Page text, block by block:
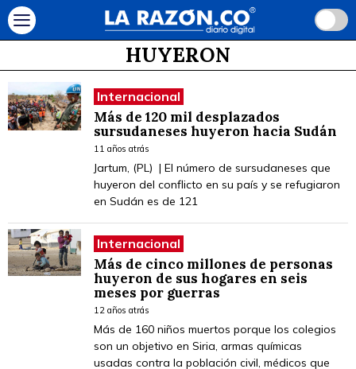
HUYERON
Internacional
Más de 120 mil desplazados
sursudaneses huyeron hacia Sudán
11 años atrás
Jartum, (PL) | El número de sursudaneses que
huyeron del conflicto en su país y se refugiaron
en Sudán es de 121
Internacional
Más de cinco millones de personas
huyeron de sus hogares en seis
meses por guerras
12 años atrás
Más de 160 niños muertos porque los colegios
son un objetivo en Siria, armas químicas
usadas contra la población civil, médicos que